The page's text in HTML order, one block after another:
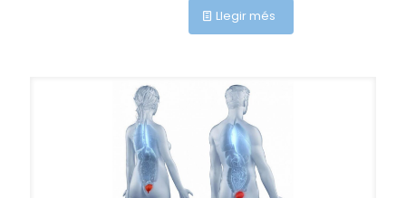
Llegir més